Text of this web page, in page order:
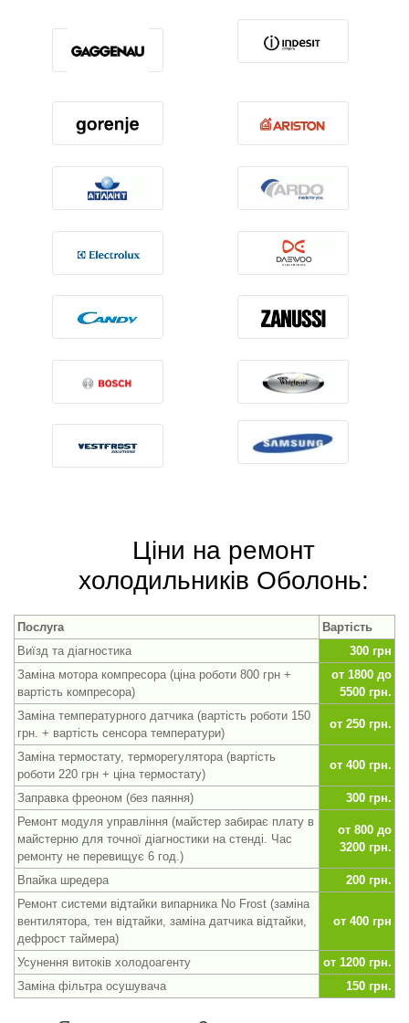
Ціни на ремонт
холодильників Оболонь:
Послуга
Вартість
Виїзд та діагностика
300 грн
Заміна мотора компресора (ціна роботи 800 грн +
вартість компресора)
от 1800 до
5500 грн.
Заміна температурного датчика (вартість роботи 150
грн. + вартість сенсора температури)
от 250 грн.
Заміна термостату, терморегулятора (вартість
роботи 220 грн + ціна термостату)
от 400 грн.
Заправка фреоном (без паяння)
300 грн.
Ремонт модуля управління (майстер забирає плату в
майстерню для точної діагностики на стенді. Час
ремонту не перевищує 6 год.)
от 800 до
3200 грн.
Впайка шредера
200 грн.
Ремонт системи відтайки випарника No Frost (заміна
вентилятора, тен відтайки, заміна датчика відтайки,
дефрост таймера)
от 400 грн
Усунення витоків холодоагенту
от 1200 грн.
Заміна фільтра осушувача
150 грн.